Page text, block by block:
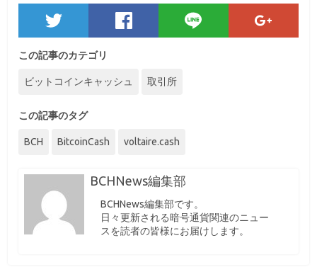
この記事のカテゴリ
ビットコインキャッシュ 取引所
この記事のタグ
BCH BitcoinCash voltaire.cash
BCHNews編集部
BCHNews編集部です。
日々更新される暗号通貨関連のニュー
スを読者の皆様にお届けします。